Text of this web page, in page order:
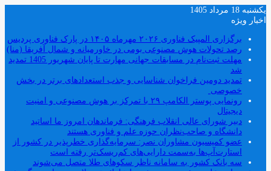
یکشنبه 18 مرداد 1405
اخبار ویژه
برگزاری المپیک فناوری ۲۰۲۶ مهرماه ۱۴۰۵ در پارک فناوری پردیس
رصد تحولات هوش مصنوعی بومی در خاورمیانه و شمال آفریقا (منا)
مهلت ثبت‌نام در مسابقات جهانی مهارت تا پایان شهریور 1405 تمدید
شد
تمدید دومین فراخوان شناسایی و جذب استعدادهای برتر در بخش
خصوصی
رونمایی پوستر الکامپ ۲۹ با تمرکز بر هوش مصنوعی و امنیت
دیجیتال
دبیر شورای عالی انقلاب فرهنگی: فرماندهان امروز ما اساتید
دانشگاه و صاحب‌نظران حوزه علم و فناوری هستند
عضو کمیسیون مشاوران نصر: سرمایه‌گذاری خطرپذیر در کشور از
استارت‌آپ‌ها به‌سمت دارایی‌های کم‌ریسک‌تر رفته است
سه بانک کشور به سامانه ناظر سکوهای طلا متصل می‌شوند